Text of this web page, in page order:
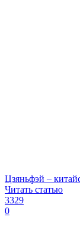
Цзяньфэй –
Читать статью
3329
0